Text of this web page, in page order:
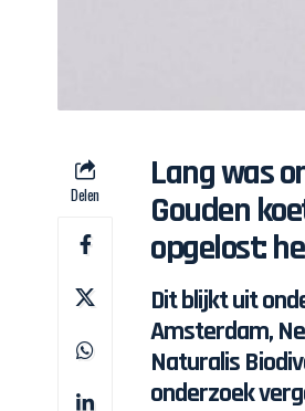
Delen
Lang was
Gouden
opgelost:
Dit blijkt uit
Amsterdam,
Naturalis
onderzoek